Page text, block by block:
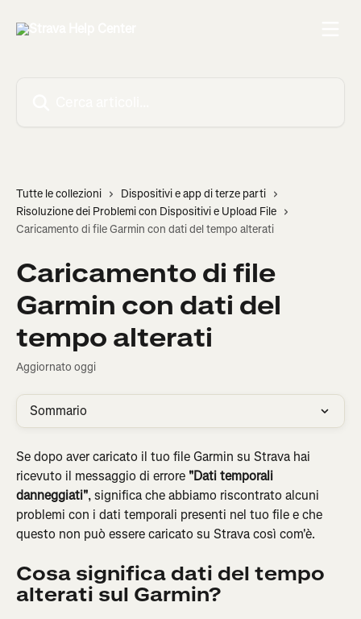
Tutte le collezioni
Dispositivi e app di terze parti
Risoluzione dei Problemi con Dispositivi e Upload File
Caricamento di file Garmin con dati del tempo alterati
Caricamento di file
Garmin con dati del
tempo alterati
Aggiornato oggi
Sommario
Se dopo aver caricato il tuo file Garmin su Strava hai
ricevuto il messaggio di errore "Dati temporali
danneggiati", significa che abbiamo riscontrato alcuni
problemi con i dati temporali presenti nel tuo file e che
questo non può essere caricato su Strava così com'è.
Cosa significa dati del tempo
alterati sul Garmin?